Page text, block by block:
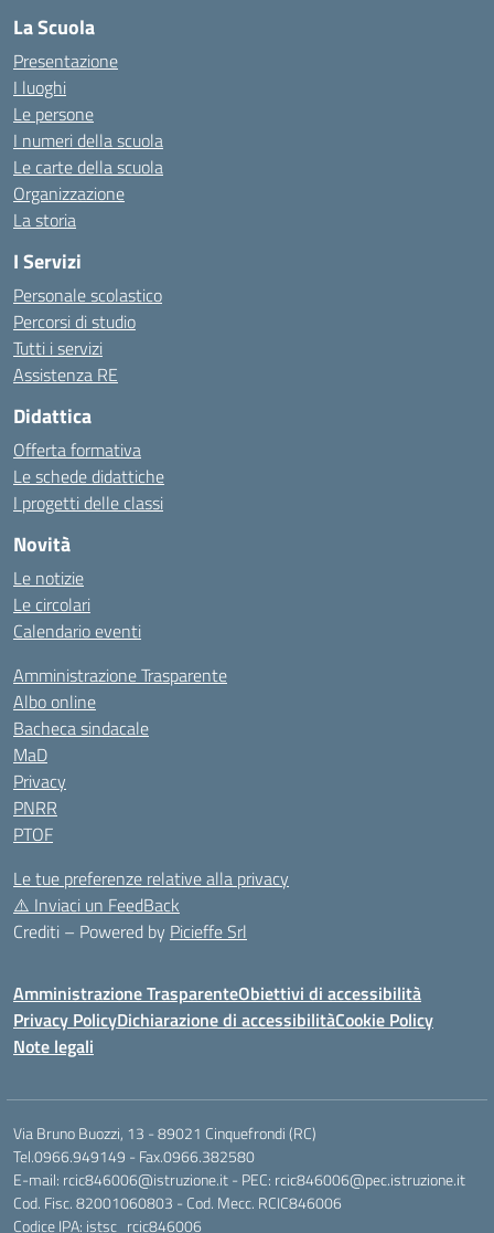
La Scuola
Presentazione
I luoghi
Le persone
I numeri della scuola
Le carte della scuola
Organizzazione
La storia
I Servizi
Personale scolastico
Percorsi di studio
Tutti i servizi
Assistenza RE
Didattica
Offerta formativa
Le schede didattiche
I progetti delle classi
Novità
Le notizie
Le circolari
Calendario eventi
Amministrazione Trasparente
Albo online
Bacheca sindacale
MaD
Privacy
PNRR
PTOF
Le tue preferenze relative alla privacy
⚠️ Inviaci un FeedBack
Crediti – Powered by Picieffe Srl
Amministrazione TrasparenteObiettivi di accessibilità
Privacy PolicyDichiarazione di accessibilitàCookie Policy
Note legali
Via Bruno Buozzi, 13 - 89021 Cinquefrondi (RC)
Tel.0966.949149 - Fax.0966.382580
E-mail: rcic846006@istruzione.it - PEC: rcic846006@pec.istruzione.it
Cod. Fisc. 82001060803 - Cod. Mecc. RCIC846006
Codice IPA: istsc_rcic846006